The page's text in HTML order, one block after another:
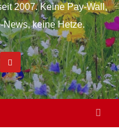
2007. Keine Pay-Wall,
keine Hetze.